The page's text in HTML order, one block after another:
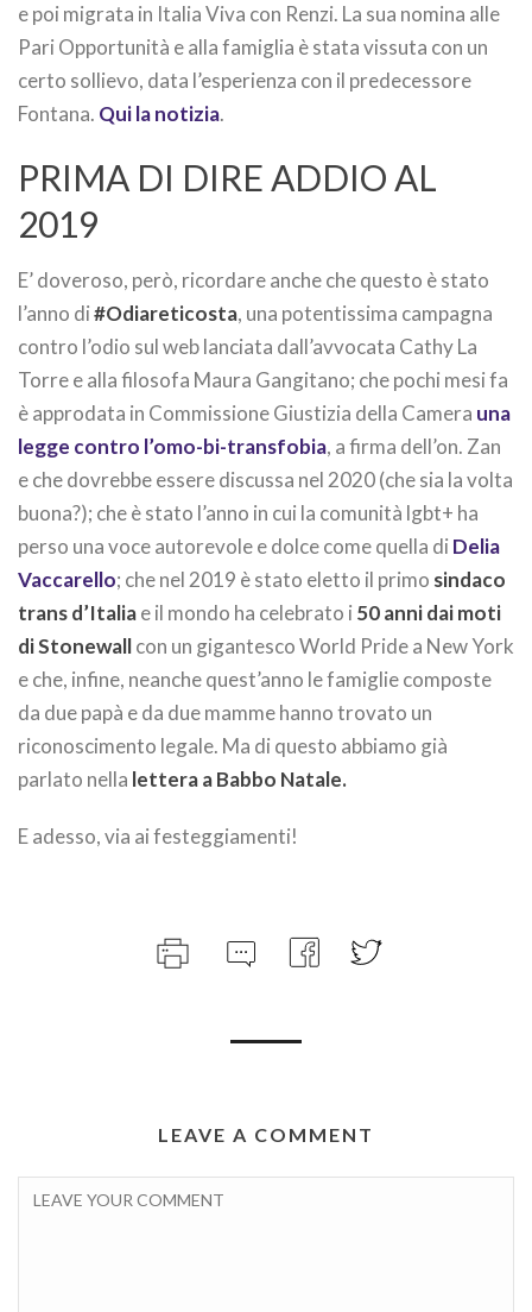
e poi migrata in Italia Viva con Renzi. La sua nomina alle
Pari Opportunità e alla famiglia è stata vissuta con un
certo sollievo, data l’esperienza con il predecessore
Fontana. Qui la notizia.
PRIMA DI DIRE ADDIO AL
2019
E’ doveroso, però, ricordare anche che questo è stato
l’anno di#Odiareticosta, una potentissima campagna
contro l’odio sul web lanciata dall’avvocata Cathy La
Torre e alla filosofa Maura Gangitano; che pochi mesi fa
è approdata in Commissione Giustizia della Camera una
legge contro l’omo-bi-transfobia, a firma dell’on. Zan
e che dovrebbe essere discussa nel 2020 (che sia la volta
buona?); che è stato l’anno in cui la comunità lgbt+ ha
perso una voce autorevole e dolce come quella di Delia
Vaccarello; che nel 2019 è stato eletto il primo sindaco
trans d’Italiae il mondo ha celebrato i 50 anni dai moti
di Stonewallcon un gigantesco World Pride a New York
e che, infine, neanche quest’anno le famiglie composte
da due papà e da due mamme hanno trovato un
riconoscimento legale. Ma di questo abbiamo già
parlato nella lettera a Babbo Natale.
E adesso, via ai festeggiamenti!
LEAVE A COMMENT